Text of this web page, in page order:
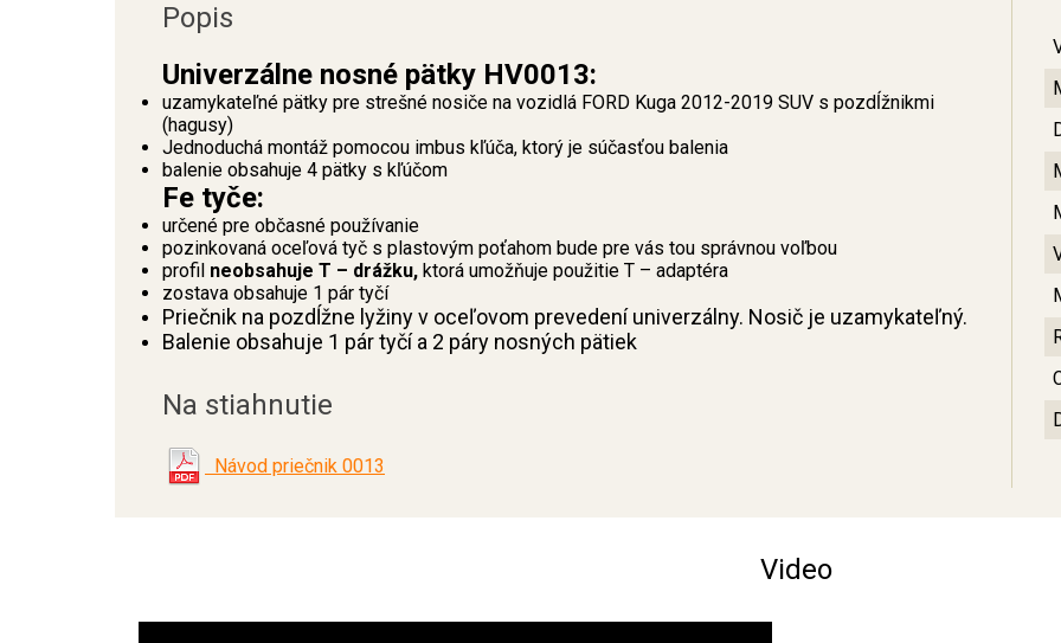
Popis
Univerzálne nosné pätky HV0013:
uzamykateľné pätky pre strešné nosiče na vozidlá FORD Kuga 2012-2019 SUV s pozdĺžnikmi
(hagusy)
Jednoduchá montáž pomocou imbus kľúča, ktorý je súčasťou balenia
balenie obsahuje 4 pätky s kľúčom
Fe tyče:
určené pre občasné používanie
pozinkovaná oceľová tyč s plastovým poťahom bude pre vás tou správnou voľbou
profil neobsahuje T – drážku, ktorá umožňuje použitie T – adaptéra
zostava obsahuje 1 pár tyčí
Priečnik na pozdĺžne lyžiny v oceľovom prevedení univerzálny. Nosič je uzamykateľný.
Balenie obsahuje 1 pár tyčí a 2 páry nosných pätiek
Na stiahnutie
Návod priečnik 0013
Video